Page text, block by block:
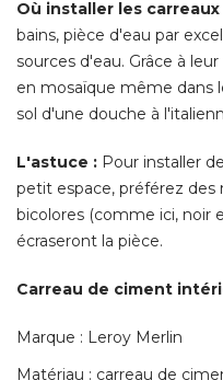
Où installer les
bains, pièce d'eau par
sources d'eau. Grâce à
en mosaïque même dans
sol d'une douche à
L'astuce : Pour installer
petit espace, préférez
bicolores (comme ici, noir
écraseront la pièce.
Carreau de ciment
Marque : Leroy Merlin
Matériau : carreau de